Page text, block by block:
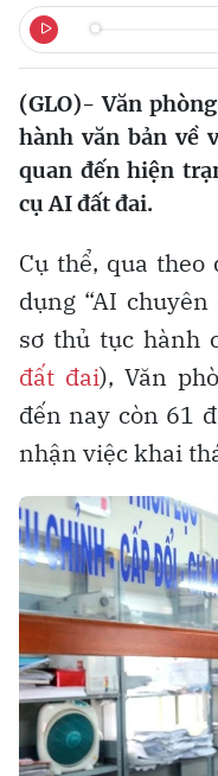
(GLO)- Văn
hành văn bản về
quan đến hiện
cụ AI đất đai.
Cụ thể, qua
dụng “AI
sơ thủ tục hành
đất đai), Văn
đến nay còn 61
nhận việc khai